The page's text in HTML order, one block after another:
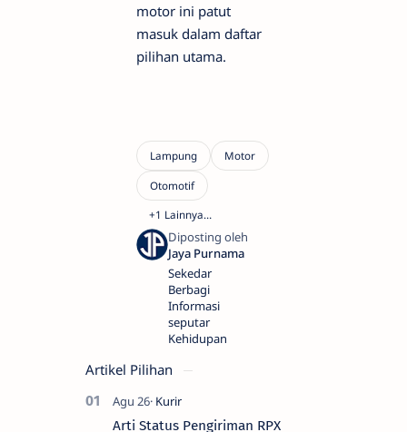
motor ini patut
masuk dalam daftar
pilihan utama.
Sekedar
Berbagi
Informasi
seputar
Kehidupan
Artikel Pilihan
Arti Status Pengiriman RPX